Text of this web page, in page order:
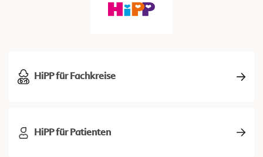
HiPP für Fachkreise
HiPP für Patienten